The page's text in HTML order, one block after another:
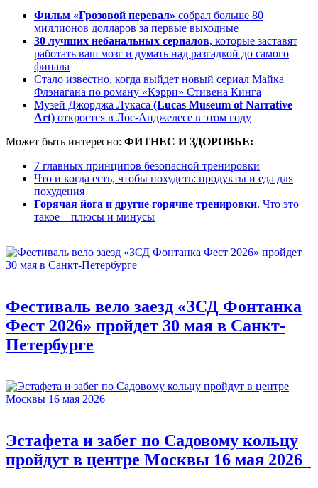
Фильм «Грозовой перевал» собрал больше 80
миллионов долларов за первые выходные
30 лучших небанальных сериалов, которые заставят
работать ваш мозг и думать над разгадкой до самого
финала
Стало известно, когда выйдет новый сериал Майка
Флэнагана по роману «Кэрри» Стивена Кинга
Музей Джорджа Лукаса (Lucas Museum of Narrative
Art) откроется в Лос-Анджелесе в этом году
Может быть интересно: ФИТНЕС И ЗДОРОВЬЕ:
7 главных принципов безопасной тренировки
Что и когда есть, чтобы похудеть: продукты и еда для
похудения
Горячая йога и другие горячие тренировки. Что это
такое – плюсы и минусы
Фестиваль вело заезд «ЗСД Фонтанка
Фест 2026» пройдет 30 мая в Санкт-
Петербурге
Эстафета и забег по Садовому кольцу
пройдут в центре Москвы 16 мая 2026